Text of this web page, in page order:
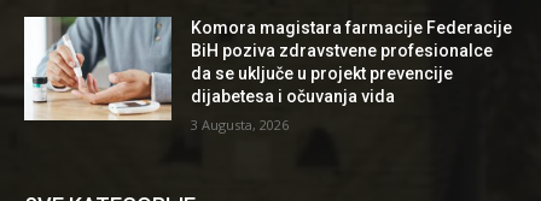
Komora magistara farmacije Federacije
BiH poziva zdravstvene profesionalce
da se uključe u projekt prevencije
dijabetesa i očuvanja vida
3 Augusta, 2026